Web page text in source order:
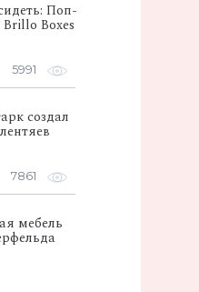
Поп-
Boxes
5991
создал
7861
мебель